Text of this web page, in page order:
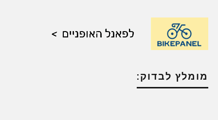
מומלץ לבדוק: